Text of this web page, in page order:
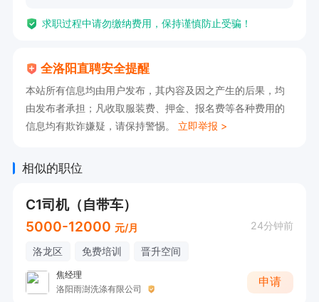
求职过程中请勿缴纳费用，保持谨慎防止受骗！
全洛阳直聘安全提醒
本站所有信息均由用户发布，其内容及因之产生的后果，均
由发布者承担；凡收取服装费、押金、报名费等各种费用的
信息均有欺诈嫌疑，请保持警惕。 立即举报 >
相似的职位
C1司机（自带车）
5000-12000 元/月 24分钟前
洛龙区 免费培训 晋升空间
焦经理
洛阳雨澍洗涤有限公司
申请